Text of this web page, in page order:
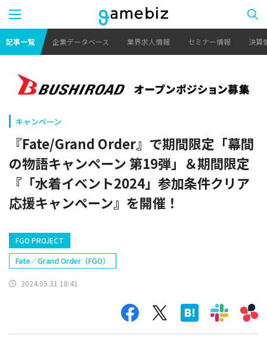
記事一覧 企業データベース 業界求人情報 セミナー情報 決算
キャンペーン
『Fate/Grand Order』で期間限定「幕間
の物語キャンペーン 第19弾」＆期間限定
『「水着イベント2024」参加条件クリア
応援キャンペーン』を開催！
FGO PROJECT
Fate／Grand Order（FGO）
2024.05.31 18:41